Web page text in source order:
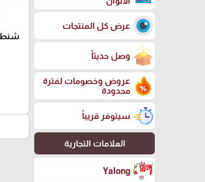
عرض كل المنتجات
وصل حديثاً
عروض وخصومات لفترة
محدودة
سيتوفر قريباً
العلامات التجارية
Yalong